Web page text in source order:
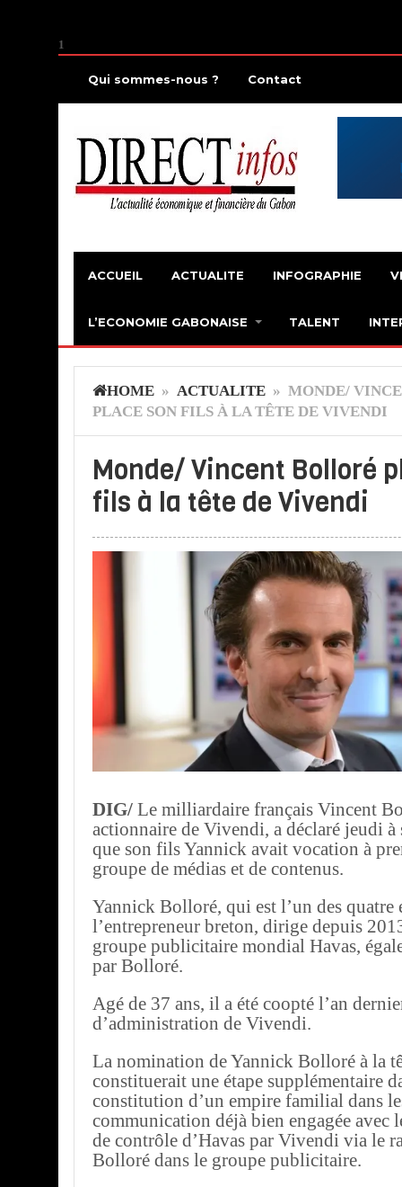
1
Qui sommes-nous ? Contact
ACCUEIL ACTUALITE INFOGRAPHIE
L’ECONOMIE GABONAISE TALENT
HOME » ACTUALITE » MONDE/
PLACE SON FILS À LA TÊTE DE VIVENDI
Monde/ Vincent Bolloré
fils à la tête de Vivendi
DIG/ Le milliardaire français Vincent
actionnaire de Vivendi, a déclaré jeudi à
que son fils Yannick avait vocation à
groupe de médias et de contenus.
Yannick Bolloré, qui est l’un des quatre
l’entrepreneur breton, dirige depuis
groupe publicitaire mondial Havas,
par Bolloré.
Agé de 37 ans, il a été coopté l’an
d’administration de Vivendi.
La nomination de Yannick Bolloré à la
constituerait une étape supplémentaire
constitution d’un empire familial dans
communication déjà bien engagée avec
de contrôle d’Havas par Vivendi via le
Bolloré dans le groupe publicitaire.